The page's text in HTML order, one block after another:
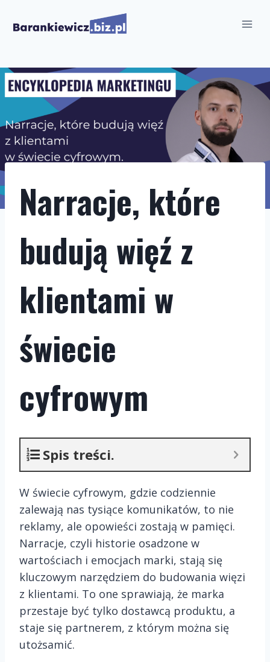
Narracje, które
budują więź z
klientami w
świecie
cyfrowym
Spis treści.
W świecie cyfrowym, gdzie codziennie
zalewają nas tysiące komunikatów, to nie
reklamy, ale opowieści zostają w pamięci.
Narracje, czyli historie osadzone w
wartościach i emocjach marki, stają się
kluczowym narzędziem do budowania więzi
z klientami. To one sprawiają, że marka
przestaje być tylko dostawcą produktu, a
staje się partnerem, z którym można się
utożsamić.